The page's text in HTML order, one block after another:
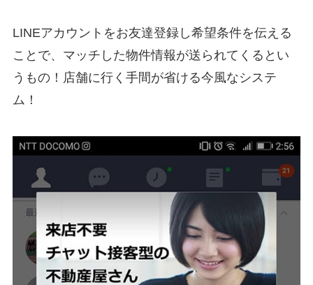
LINEアカウントをお友達登録し希望条件を伝える
ことで、マッチした物件情報が送られてくるとい
うもの！店舗に行く手間が省ける今風なシステ
ム！